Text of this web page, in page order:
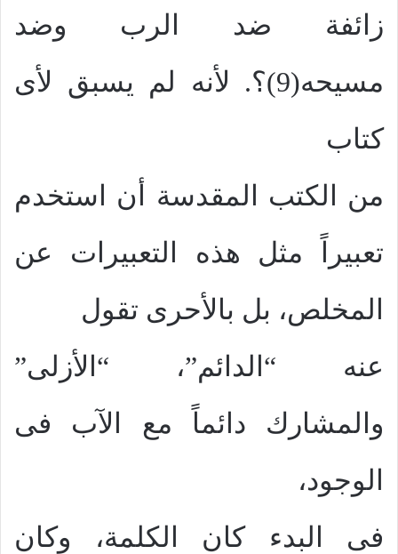
زائفة ضد الرب وضد
مسيحه(9)؟. لأنه لم يسبق لأى
كتاب
من الكتب المقدسة أن استخدم
تعبيراً مثل هذه التعبيرات عن
المخلص، بل بالأحرى تقول
عنه “الدائم”، “الأزلى”
والمشارك دائماً مع الآب فى
الوجود،
فى البدء كان الكلمة، وكان